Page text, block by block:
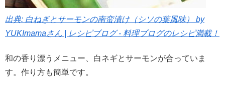
出典: 白ねぎとサーモンの南蛮漬け（シソの葉風味） by
YUKImamaさん | レシピブログ - 料理ブログのレシピ満載！
和の香り漂うメニュー、白ネギとサーモンが合っていま
す。作り方も簡単です。